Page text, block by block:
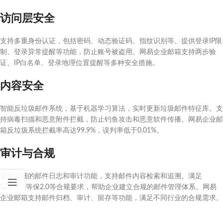
访问层安全
支持多重身份认证，包括密码、动态验证码、指纹识别等。提供登录IP限
制、登录异常提醒等功能，防止账号被盗用。网易企业邮箱支持两步验
证、IP白名单、登录地理位置提醒等多种安全措施。
内容安全
智能反垃圾邮件系统，基于机器学习算法，实时更新垃圾邮件特征库。支
持病毒扫描和恶意附件拦截，防止钓鱼攻击和恶意软件传播。网易企业邮
箱反垃圾系统拦截率高达99.9%，误判率低于0.01%。
审计与合规
提供详细的邮件日志和审计功能，支持邮件内容检索和追溯。满足
GDPR、等保2.0等合规要求，帮助企业建立合规的邮件管理体系。网易
企业邮箱支持邮件归档、审计、留存等功能，满足不同行业的合规需求。